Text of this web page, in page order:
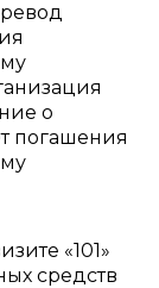
о
погашения
«101»
средств